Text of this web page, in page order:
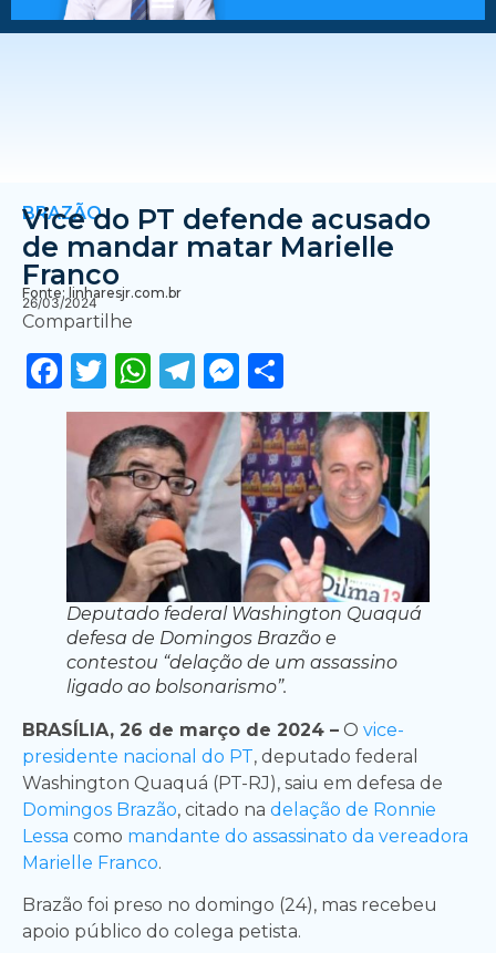
BRAZÃO
Vice do PT defende acusado
de mandar matar Marielle
Franco
Fonte: linharesjr.com.br
26/03/2024
Compartilhe
Facebook
Twitter
WhatsApp
Telegram
Messenger
Deputado federal Washington Quaquá
defesa de Domingos Brazão e
contestou “delação de um assassino
ligado ao bolsonarismo”.
BRASÍLIA, 26 de março de 2024 – O vice-
presidente nacional do PT, deputado federal
Washington Quaquá (PT-RJ), saiu em defesa de
Domingos Brazão, citado na delação de Ronnie
Lessa como mandante do assassinato da vereadora
Marielle Franco.
Brazão foi preso no domingo (24), mas recebeu
apoio público do colega petista.